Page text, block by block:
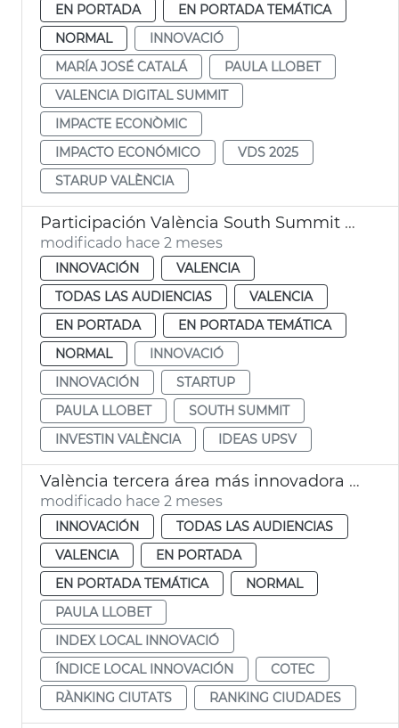
EN PORTADA
EN PORTADA TEMÁTICA
NORMAL
INNOVACIÓ
MARÍA JOSÉ CATALÁ
PAULA LLOBET
VALENCIA DIGITAL SUMMIT
IMPACTE ECONÒMIC
IMPACTO ECONÓMICO
VDS 2025
STARUP VALÈNCIA
Participación València South Summit 2026
modificado hace 2 meses
INNOVACIÓN
VALENCIA
TODAS LAS AUDIENCIAS
VALENCIA
EN PORTADA
EN PORTADA TEMÁTICA
NORMAL
INNOVACIÓ
INNOVACIÓN
STARTUP
PAULA LLOBET
SOUTH SUMMIT
INVESTIN VALÈNCIA
IDEAS UPSV
València tercera área más innovadora Índice Cotec
modificado hace 2 meses
INNOVACIÓN
TODAS LAS AUDIENCIAS
VALENCIA
EN PORTADA
EN PORTADA TEMÁTICA
NORMAL
PAULA LLOBET
INDEX LOCAL INNOVACIÓ
ÍNDICE LOCAL INNOVACIÓN
COTEC
RÀNKING CIUTATS
RANKING CIUDADES